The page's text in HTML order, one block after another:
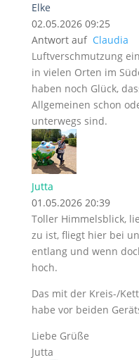
Elke
02.05.2026 09:25
Antwort auf Claudia
Luftverschmutzung
in vielen Orten im
haben noch Glück,
Allgemeinen schon
unterwegs sind.
Jutta
01.05.2026 20:39
Toller Himmelsblick,
zu ist, fliegt hier bei
entlang und wenn
hoch.
Das mit der Kreis-/
habe vor beiden
Liebe Grüße
Jutta